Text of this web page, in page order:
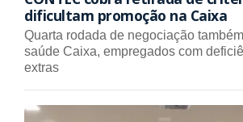
dificultam promoção na Caixa
Quarta rodada de negociação
saúde Caixa, empregados com
extras